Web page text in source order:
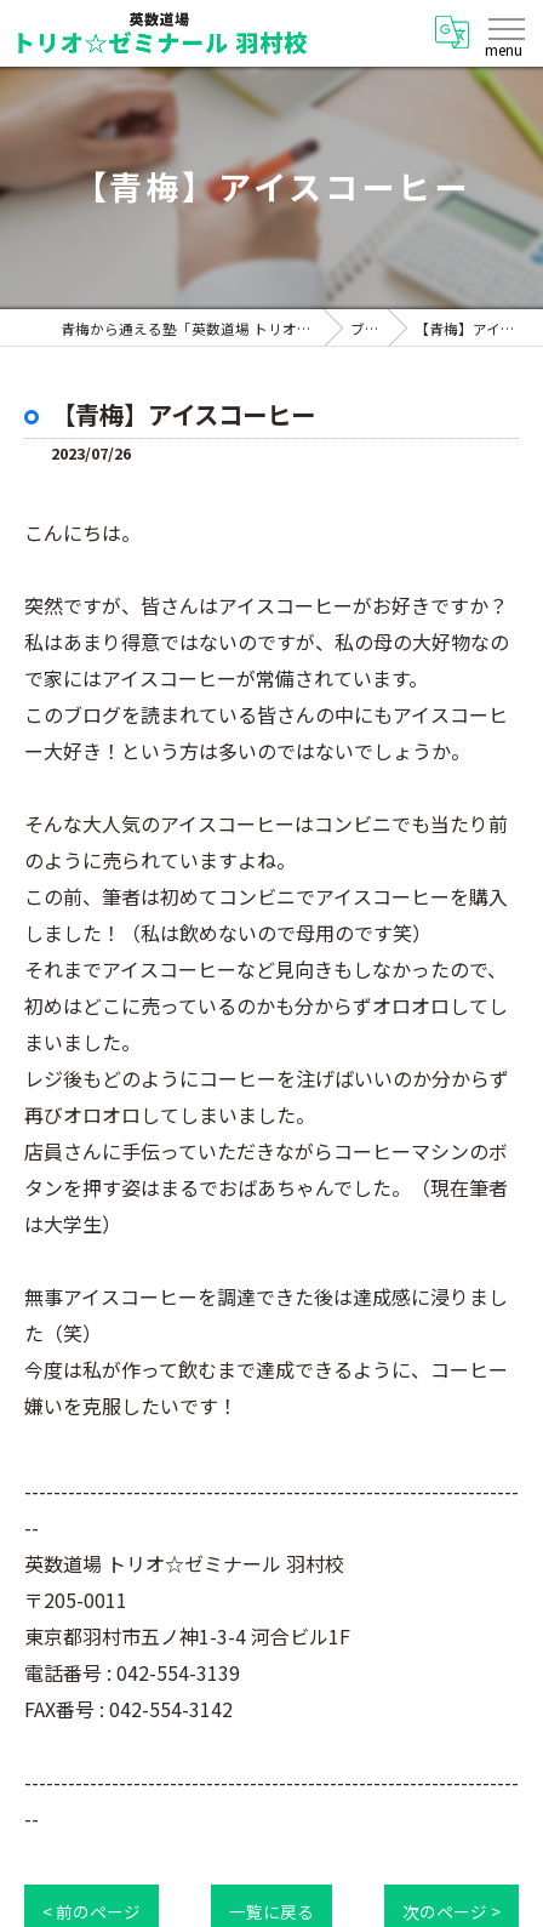
【青梅】アイスコーヒー
青梅から通える塾「英数道場 トリオ☆ゼミナール 羽村校」 ブログ 【青梅】アイスコーヒー
【青梅】アイスコーヒー
2023/07/26
こんにちは。
突然ですが、皆さんはアイスコーヒーがお好きですか？
私はあまり得意ではないのですが、私の母の大好物なの
で家にはアイスコーヒーが常備されています。
このブログを読まれている皆さんの中にもアイスコーヒ
ー大好き！という方は多いのではないでしょうか。
そんな大人気のアイスコーヒーはコンビニでも当たり前
のように売られていますよね。
この前、筆者は初めてコンビニでアイスコーヒーを購入
しました！（私は飲めないので母用のです笑）
それまでアイスコーヒーなど見向きもしなかったので、
初めはどこに売っているのかも分からずオロオロしてし
まいました。
レジ後もどのようにコーヒーを注げばいいのか分からず
再びオロオロしてしまいました。
店員さんに手伝っていただきながらコーヒーマシンのボ
タンを押す姿はまるでおばあちゃんでした。（現在筆者
は大学生）
無事アイスコーヒーを調達できた後は達成感に浸りまし
た（笑）
今度は私が作って飲むまで達成できるように、コーヒー
嫌いを克服したいです！
--------------------------------------------------------------------
--
英数道場 トリオ☆ゼミナール 羽村校
〒205-0011
東京都羽村市五ノ神1-3-4 河合ビル1F
電話番号 : 042-554-3139
FAX番号 : 042-554-3142
--------------------------------------------------------------------
--
< 前のページ 一覧に戻る 次のページ >